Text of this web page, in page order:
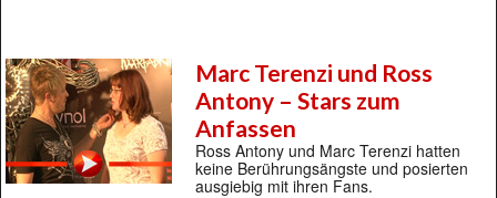
Marc Terenzi und Ross
Antony – Stars zum
Anfassen
Ross Antony und Marc Terenzi hatten
keine Berührungsängste und posierten
ausgiebig mit ihren Fans.